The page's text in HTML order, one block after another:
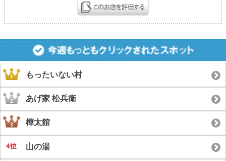
もったいない村
あげ家 松兵衛
樺太館
山の湯